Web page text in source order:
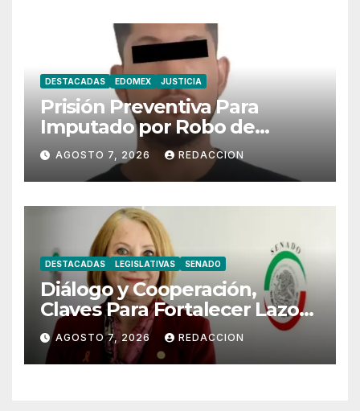
DESTACADAS EDOMEX JUSTICIA
Prisión Preventiva Para
Imputado por Robo de
Motoneta en Chimalhuacán
AGOSTO 7, 2026 REDACCION
DESTACADAS LEGISLATIVAS SENADO
Diálogo y Cooperación,
Claves Para Fortalecer Lazos
Entre México y Perú
AGOSTO 7, 2026 REDACCION